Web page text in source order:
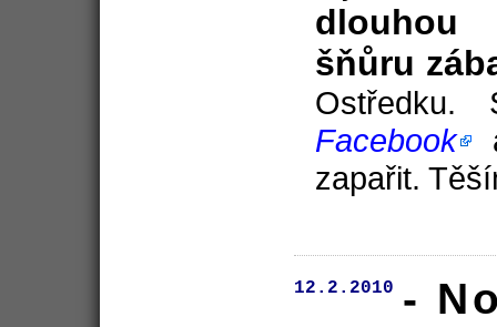
dlouhou
šňůru
Facebook
zapařit.
12.2.2010 -